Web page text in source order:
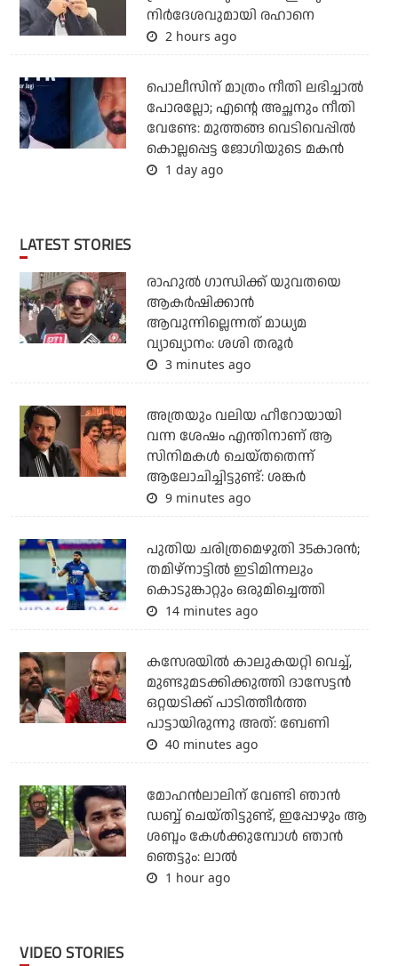
നിര്‍ദേശവുമായി രഹാനെ
2 hours ago
പൊലീസിന് മാത്രം നീതി ലഭിച്ചാല്‍
പോരല്ലോ; എന്റെ അച്ഛനും നീതി
വേണ്ടേ: മുത്തങ്ങ വെടിവെപ്പില്‍
കൊല്ലപ്പെട്ട ജോഗിയുടെ മകന്‍
1 day ago
LATEST STORIES
രാഹുല്‍ ഗാന്ധിക്ക് യുവതയെ
ആകര്‍ഷിക്കാന്‍
ആവുന്നില്ലെന്നത് മാധ്യമ
വ്യാഖ്യാനം: ശശി തരൂര്‍
3 minutes ago
അത്രയും വലിയ ഹീറോയായി
വന്ന ശേഷം എന്തിനാണ് ആ
സിനിമകള്‍ ചെയ്തതെന്ന്
ആലോചിച്ചിട്ടുണ്ട്: ശങ്കര്‍
9 minutes ago
പുതിയ ചരിത്രമെഴുതി 35കാരന്‍;
തമിഴ്‌നാട്ടില്‍ ഇടിമിന്നലും
കൊടുങ്കാറ്റും ഒരുമിച്ചെത്തി
14 minutes ago
കസേരയിൽ കാലുകയറ്റി വെച്ച്,
മുണ്ടുമടക്കിക്കുത്തി ദാസേട്ടൻ
ഒറ്റയടിക്ക് പാടിത്തീർത്ത
പാട്ടായിരുന്നു അത്: ബേണി
40 minutes ago
മോഹൻലാലിന് വേണ്ടി ഞാൻ
ഡബ്ബ് ചെയ്തിട്ടുണ്ട്, ഇപ്പോഴും ആ
ശബ്ദം കേൾക്കുമ്പോൾ ഞാൻ
ഞെട്ടും: ലാൽ
1 hour ago
VIDEO STORIES